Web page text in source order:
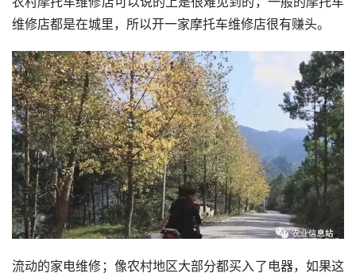
维修店都是在城里，所以开一家摩托车维修店很有赚头。
流动的家电维修；像农村地区大部分都买入了电器，如果这